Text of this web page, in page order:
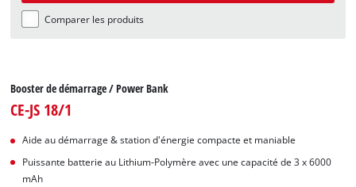
Comparer les produits
Booster de démarrage / Power Bank
CE-JS 18/1
Aide au démarrage & station d'énergie compacte et maniable
Puissante batterie au Lithium-Polymère avec une capacité de 3 x 6000
mAh